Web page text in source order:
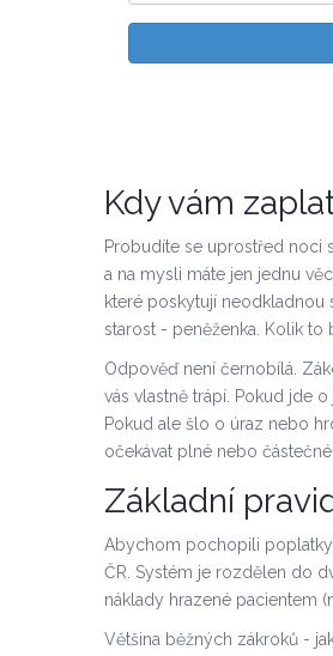
Kdy vám
Probudíte se uprostřed noci
a na mysli máte jen jednu
které poskytují
starost - peněženka. Kolik to
Odpověď není černobílá.
vás vlastně trápí. Pokud jde
Pokud ale šlo o úraz nebo
očekávat plné nebo
Základní
Abychom pochopili
ČR. Systém je rozdělen do
náklady hrazené pacientem
Většina běžných zákroků -